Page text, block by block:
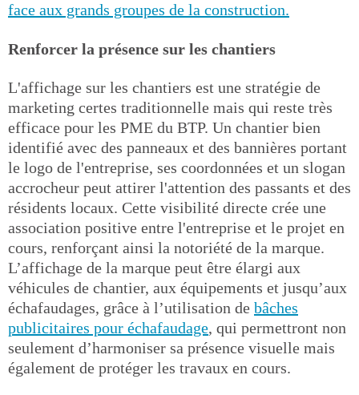
face aux grands groupes de la construction.
Renforcer la présence sur les chantiers
L'affichage sur les chantiers est une stratégie de
marketing certes traditionnelle mais qui reste très
efficace pour les PME du BTP. Un chantier bien
identifié avec des panneaux et des bannières portant
le logo de l'entreprise, ses coordonnées et un slogan
accrocheur peut attirer l'attention des passants et des
résidents locaux. Cette visibilité directe crée une
association positive entre l'entreprise et le projet en
cours, renforçant ainsi la notoriété de la marque.
L’affichage de la marque peut être élargi aux
véhicules de chantier, aux équipements et jusqu’aux
échafaudages, grâce à l’utilisation de bâches
publicitaires pour échafaudage, qui permettront non
seulement d’harmoniser sa présence visuelle mais
également de protéger les travaux en cours.